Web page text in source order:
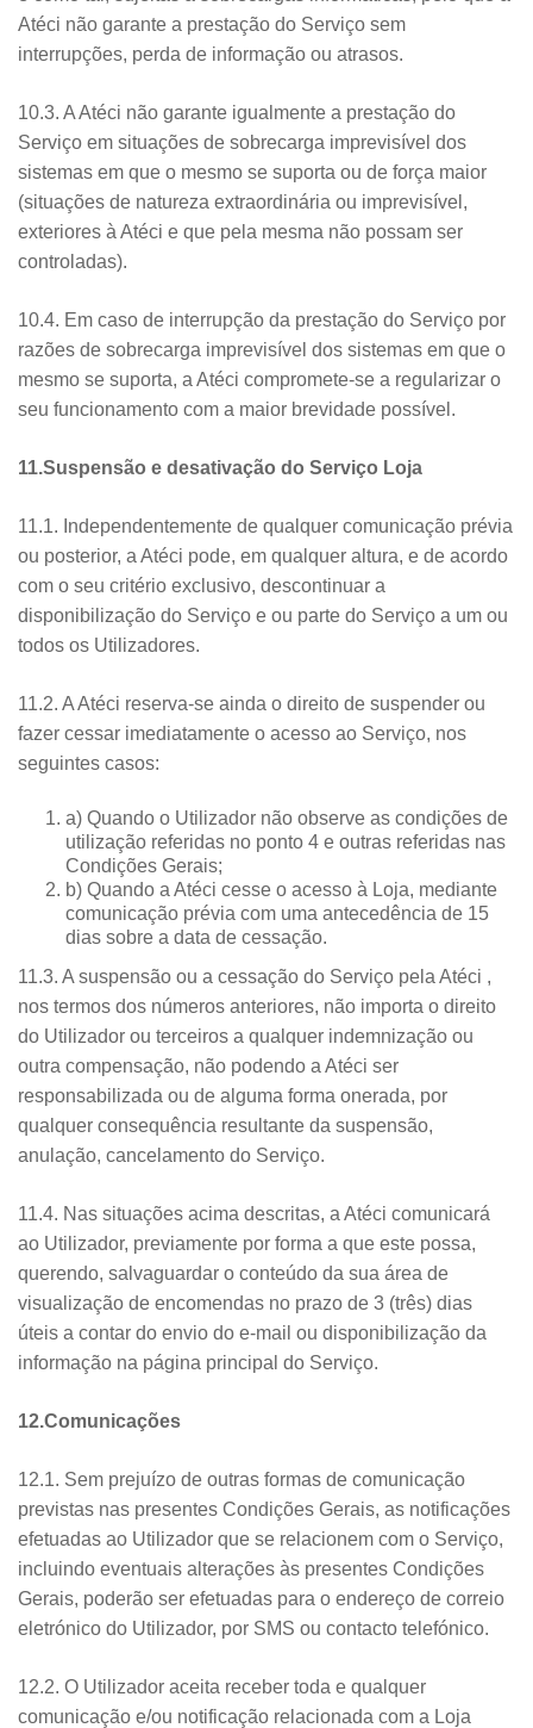
Atéci não garante a prestação do Serviço sem
interrupções, perda de informação ou atrasos.
10.3. A Atéci não garante igualmente a prestação do
Serviço em situações de sobrecarga imprevisível dos
sistemas em que o mesmo se suporta ou de força maior
(situações de natureza extraordinária ou imprevisível,
exteriores à Atéci e que pela mesma não possam ser
controladas).
10.4. Em caso de interrupção da prestação do Serviço por
razões de sobrecarga imprevisível dos sistemas em que o
mesmo se suporta, a Atéci compromete-se a regularizar o
seu funcionamento com a maior brevidade possível.
11.Suspensão e desativação do Serviço Loja
11.1. Independentemente de qualquer comunicação prévia
ou posterior, a Atéci pode, em qualquer altura, e de acordo
com o seu critério exclusivo, descontinuar a
disponibilização do Serviço e ou parte do Serviço a um ou
todos os Utilizadores.
11.2. A Atéci reserva-se ainda o direito de suspender ou
fazer cessar imediatamente o acesso ao Serviço, nos
seguintes casos:
a) Quando o Utilizador não observe as condições de
utilização referidas no ponto 4 e outras referidas nas
Condições Gerais;
b) Quando a Atéci cesse o acesso à Loja, mediante
comunicação prévia com uma antecedência de 15
dias sobre a data de cessação.
11.3. A suspensão ou a cessação do Serviço pela Atéci ,
nos termos dos números anteriores, não importa o direito
do Utilizador ou terceiros a qualquer indemnização ou
outra compensação, não podendo a Atéci ser
responsabilizada ou de alguma forma onerada, por
qualquer consequência resultante da suspensão,
anulação, cancelamento do Serviço.
11.4. Nas situações acima descritas, a Atéci comunicará
ao Utilizador, previamente por forma a que este possa,
querendo, salvaguardar o conteúdo da sua área de
visualização de encomendas no prazo de 3 (três) dias
úteis a contar do envio do e-mail ou disponibilização da
informação na página principal do Serviço.
12.Comunicações
12.1. Sem prejuízo de outras formas de comunicação
previstas nas presentes Condições Gerais, as notificações
efetuadas ao Utilizador que se relacionem com o Serviço,
incluindo eventuais alterações às presentes Condições
Gerais, poderão ser efetuadas para o endereço de correio
eletrónico do Utilizador, por SMS ou contacto telefónico.
12.2. O Utilizador aceita receber toda e qualquer
comunicação e/ou notificação relacionada com a Loja